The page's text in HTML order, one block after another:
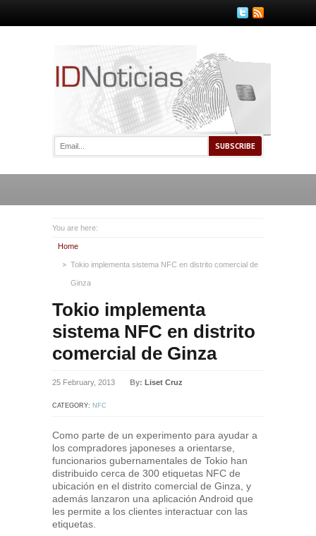
You are here:
Home
Tokio implementa sistema NFC en distrito comercial de
Ginza
Tokio implementa
sistema NFC en distrito
comercial de Ginza
25 February, 2013 By: Liset Cruz
CATEGORY: NFC
Como parte de un experimento para ayudar a
los compradores japoneses a orientarse,
funcionarios gubernamentales de Tokio han
distribuido cerca de 300 etiquetas NFC de
ubicación en el distrito comercial de Ginza, y
además lanzaron una aplicación Android que
les permite a los clientes interactuar con las
etiquetas.